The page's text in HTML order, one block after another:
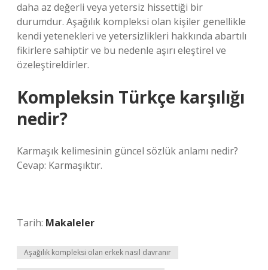
daha az değerli veya yetersiz hissettiği bir
durumdur. Aşağılık kompleksi olan kişiler genellikle
kendi yetenekleri ve yetersizlikleri hakkında abartılı
fikirlere sahiptir ve bu nedenle aşırı eleştirel ve
özeleştireldirler.
Kompleksin Türkçe karşılığı
nedir?
Karmaşık kelimesinin güncel sözlük anlamı nedir?
Cevap: Karmaşıktır.
Tarih: Makaleler
Aşağılık kompleksi olan erkek nasıl davranır